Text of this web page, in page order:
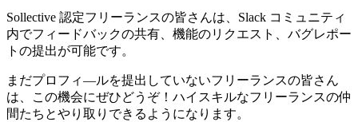
Sollective 認定フリーランスの皆さんは、Slack コミュニティ
内でフィードバックの共有、機能のリクエスト、バグレポー
トの提出が可能です。
まだプロフィ―ルを提出していないフリーランスの皆さん
は、この機会にぜひどうぞ！ハイスキルなフリーランスの仲
間たちとやり取りできるようになります。